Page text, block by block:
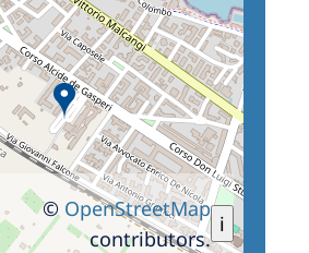
i
© OpenStreetMap
contributors.